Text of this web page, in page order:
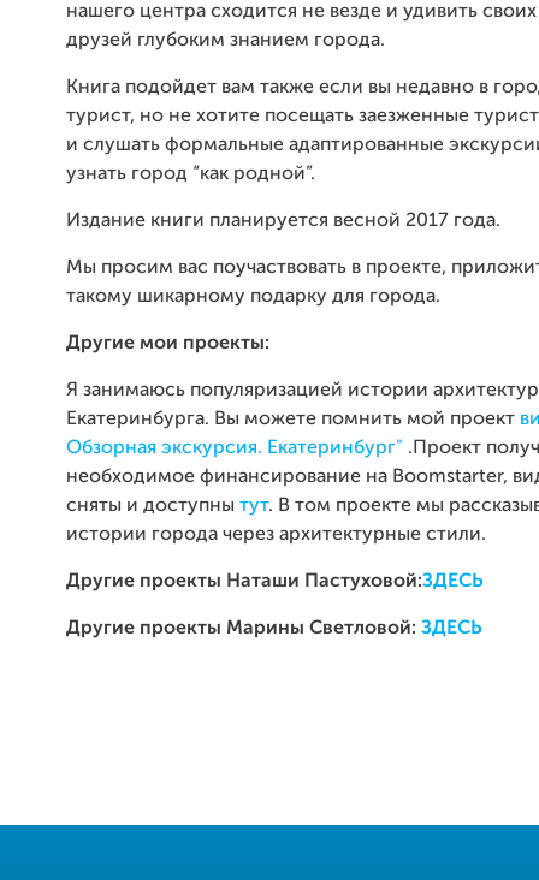
нашего центра сходится не везде и удивить
друзей глубоким знанием города.
Книга подойдет вам также если вы недавно в
турист, но не хотите посещать заезженные
и слушать формальные адаптированные
узнать город “как родной”.
Издание книги планируется весной 2017 года.
Мы просим вас поучаствовать в проекте,
такому шикарному подарку для города.
Другие мои проекты:
Я занимаюсь популяризацией истории
Екатеринбурга. Вы можете помнить мой проект
Обзорная экскурсия. Екатеринбург" .Проект
необходимое финансирование на Boomstarter,
сняты и доступны тут. В том проекте мы
истории города через архитектурные стили.
Другие проекты Наташи Пастуховой:ЗДЕСЬ
Другие проекты Марины Светловой: ЗДЕСЬ